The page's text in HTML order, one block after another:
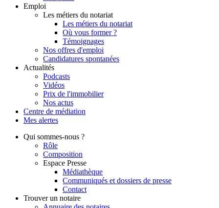
Emploi
Les métiers du notariat
Les métiers du notariat
Où vous former ?
Témoignages
Nos offres d'emploi
Candidatures spontanées
Actualités
Podcasts
Vidéos
Prix de l'immobilier
Nos actus
Centre de médiation
Mes alertes
Qui sommes-nous ?
Rôle
Composition
Espace Presse
Médiathèque
Communiqués et dossiers de presse
Contact
Trouver un notaire